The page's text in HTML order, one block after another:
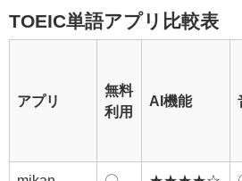
TOEIC単語アプリ比較表
アプリ
無料
利用
AI機能